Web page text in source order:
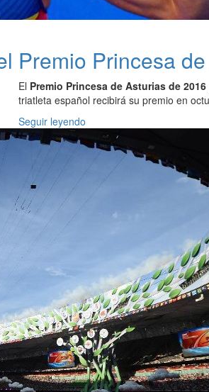
Premio Princesa
El Premio Princesa de Asturias de 2016
triatleta español recibirá su premio en
Seguir leyendo